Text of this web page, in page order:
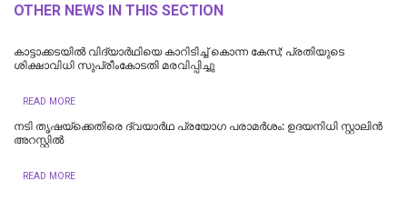
OTHER NEWS IN THIS SECTION
കാട്ടാക്കടയില്‍ വിദ്യാര്‍ഥിയെ കാറിടിച്ച് കൊന്ന കേസ്; പ്രതിയുടെ
ശിക്ഷാവിധി സുപ്രീംകോടതി മരവിപ്പിച്ചു
READ MORE
നടി തൃഷയ്ക്കെതിരെ ദ്വയാർഥ പ്രയോ​ഗ പരാമർശം: ഉദയനിധി സ്റ്റാലിൻ
അറസ്റ്റിൽ
READ MORE